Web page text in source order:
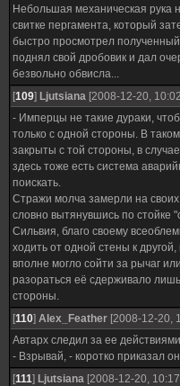
Небольшая механическая рука
свитке пергамента, который
быстро просмотрел полученный
поднял свой дробовик и дал
безвольно обвисла...
[109] Ljutsiana [2008-12-20,
- Имперцы не такие дураки,
только с одной стороны. В
закрыты с той стороны, в
здесь тоже есть система
поискать.
Стражи молча замерли на своих
словно вытянувшись по стойке
Сильвия, благо своему
ходить от одной стены к
вполне могло сойти за рычаг
разораться её сдерживало
стороны.
[110] Alex_Feather [2008-12-20,
Автарх следил за ее
- Взрывай, - коротко приказал
[111] Ljutsiana [2008-12-20,